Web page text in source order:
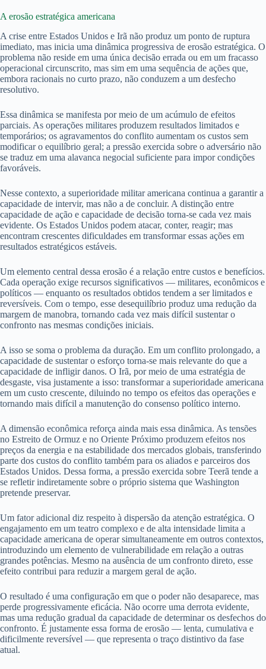
A erosão estratégica americana
A crise entre Estados Unidos e Irã não produz um ponto de ruptura
imediato, mas inicia uma dinâmica progressiva de erosão estratégica. O
problema não reside em uma única decisão errada ou em um fracasso
operacional circunscrito, mas sim em uma sequência de ações que,
embora racionais no curto prazo, não conduzem a um desfecho
resolutivo.
Essa dinâmica se manifesta por meio de um acúmulo de efeitos
parciais. As operações militares produzem resultados limitados e
temporários; os agravamentos do conflito aumentam os custos sem
modificar o equilíbrio geral; a pressão exercida sobre o adversário não
se traduz em uma alavanca negocial suficiente para impor condições
favoráveis.
Nesse contexto, a superioridade militar americana continua a garantir a
capacidade de intervir, mas não a de concluir. A distinção entre
capacidade de ação e capacidade de decisão torna-se cada vez mais
evidente. Os Estados Unidos podem atacar, conter, reagir; mas
encontram crescentes dificuldades em transformar essas ações em
resultados estratégicos estáveis.
Um elemento central dessa erosão é a relação entre custos e benefícios.
Cada operação exige recursos significativos — militares, econômicos e
políticos — enquanto os resultados obtidos tendem a ser limitados e
reversíveis. Com o tempo, esse desequilíbrio produz uma redução da
margem de manobra, tornando cada vez mais difícil sustentar o
confronto nas mesmas condições iniciais.
A isso se soma o problema da duração. Em um conflito prolongado, a
capacidade de sustentar o esforço torna-se mais relevante do que a
capacidade de infligir danos. O Irã, por meio de uma estratégia de
desgaste, visa justamente a isso: transformar a superioridade americana
em um custo crescente, diluindo no tempo os efeitos das operações e
tornando mais difícil a manutenção do consenso político interno.
A dimensão econômica reforça ainda mais essa dinâmica. As tensões
no Estreito de Ormuz e no Oriente Próximo produzem efeitos nos
preços da energia e na estabilidade dos mercados globais, transferindo
parte dos custos do conflito também para os aliados e parceiros dos
Estados Unidos. Dessa forma, a pressão exercida sobre Teerã tende a
se refletir indiretamente sobre o próprio sistema que Washington
pretende preservar.
Um fator adicional diz respeito à dispersão da atenção estratégica. O
engajamento em um teatro complexo e de alta intensidade limita a
capacidade americana de operar simultaneamente em outros contextos,
introduzindo um elemento de vulnerabilidade em relação a outras
grandes potências. Mesmo na ausência de um confronto direto, esse
efeito contribui para reduzir a margem geral de ação.
O resultado é uma configuração em que o poder não desaparece, mas
perde progressivamente eficácia. Não ocorre uma derrota evidente,
mas uma redução gradual da capacidade de determinar os desfechos do
confronto. É justamente essa forma de erosão — lenta, cumulativa e
dificilmente reversível — que representa o traço distintivo da fase
atual.